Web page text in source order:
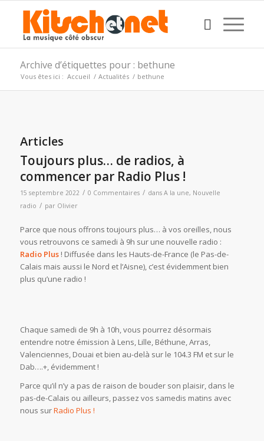
Archive d’étiquettes pour : bethune
Vous êtes ici : Accueil / Actualités / bethune
Articles
Toujours plus… de radios, à
commencer par Radio Plus !
15 septembre 2022 / 0 Commentaires / dans A la une, Nouvelle
radio / par Olivier
Parce que nous offrons toujours plus… à vos oreilles, nous
vous retrouvons ce samedi à 9h sur une nouvelle radio :
Radio Plus! Diffusée dans les Hauts-de-France (le Pas-de-
Calais mais aussi le Nord et l’Aisne), c’est évidemment bien
plus qu’une radio !
Chaque samedi de 9h à 10h, vous pourrez désormais
entendre notre émission à Lens, Lille, Béthune, Arras,
Valenciennes, Douai et bien au-delà sur le 104.3 FM et sur le
Dab….+, évidemment !
Parce qu’il n’y a pas de raison de bouder son plaisir, dans le
pas-de-Calais ou ailleurs, passez vos samedis matins avec
nous surRadio Plus !